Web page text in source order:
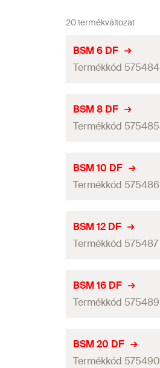
20 termékváltozat
BSM 6 DF
Termékkód 575484
Befogási tartomány D)
BSM 8 DF
Termékkód 575485
Befogási tartomány ( )
BSM 10 DF
Termékkód 575486
Befogási tartomány ( D)
BSM 12 DF
Termékkód 575487
Befogási tartomány ( D)
BSM 16 DF
Termékkód 575489
Befogási tartomány (D
)
BSM 20 DF
Termékkód 575490